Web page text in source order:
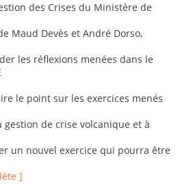
des Crises du Ministère de
Maud Devès et André Dorso,
les réflexions menées dans le
le point sur les exercices menés
de crise volcanique et à
un nouvel exercice qui pourra être
]